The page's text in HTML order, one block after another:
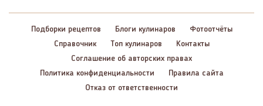
Подборки рецептов Блоги кулинаров
Фотоотчёты
Справочник
Топ кулинаров
Контакты
Соглашение об авторских правах
Политика конфиденциальности
Правила сайта
Отказ от ответственности